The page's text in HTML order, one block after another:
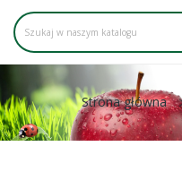
Strona główna